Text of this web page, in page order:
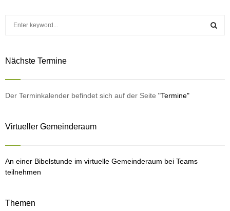
c
o
Nächste Termine
Der Terminkalender befindet sich auf der Seite "Termine"
Virtueller Gemeinderaum
An einer Bibelstunde im virtuelle Gemeinderaum bei Teams
teilnehmen
Themen